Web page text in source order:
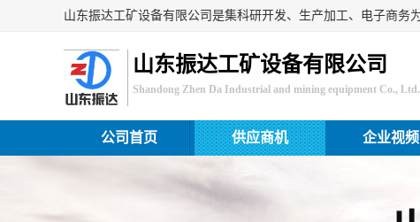
山东振达工矿设备有限公司
Shandong Zhen Da Industrial and mining equipment Co., Ltd.
公司首页 供应商机 企业视频